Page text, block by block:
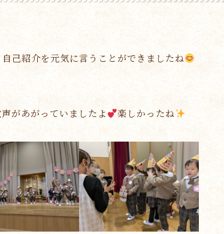
己紹介を元気に言うことができましたね
があがっていましたよ
楽しかったね